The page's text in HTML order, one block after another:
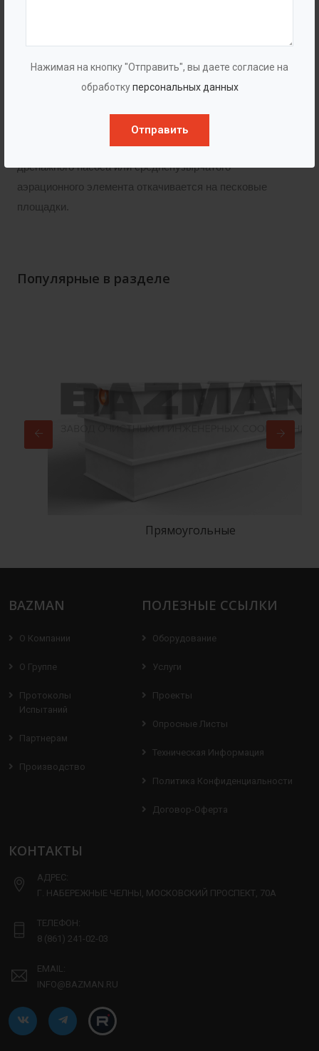
Нажимая на кнопку "Отправить", вы даете согласие на
обработкуперсональных данных
Отправить
через внешнее затрубное пространство к гребню
водослива и стекает в канализацию.
Собранный в аккумулирующем пространстве песок
после его пневматического взрыхления с помощью
дренажного насоса или среднепузырчатого
аэрационного элемента откачивается на песковые
площадки.
Популярные в разделе
Прямоугольные
BAZMAN
О Компании
О Группе
Протоколы
Испытаний
Партнерам
Производство
ПОЛЕЗНЫЕ ССЫЛКИ
Оборудование
Услуги
Проекты
Опросные Листы
Техническая Информация
Политика Конфиденциальности
Договор-Оферта
КОНТАКТЫ
АДРЕС:
Г. НАБЕРЕЖНЫЕ ЧЕЛНЫ, МОСКОВСКИЙ ПРОСПЕКТ, 70А
ТЕЛЕФОН:
8 (861) 241-02-03
EMAIL:
INFO@BAZMAN.RU